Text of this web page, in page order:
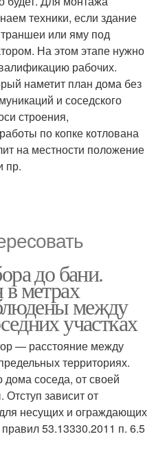
техники, если здание
или яму под
На этом этапе нужно
рабочих.
наметит план дома без
и соседского
строения,
по копке котлована
на местности положение
пр.
до бани.
в метрах
между
участках
— расстояние между
территориях.
соседа, от своей
зависит от
несущих и ограждающих
правил 53.13330.2011 п. 6.5